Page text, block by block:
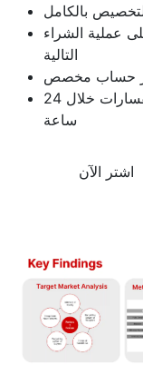
بالكامل
على عملية الشراء
التالية
حساب مخصص
حل الاستفسارات خلال 24
ساعة